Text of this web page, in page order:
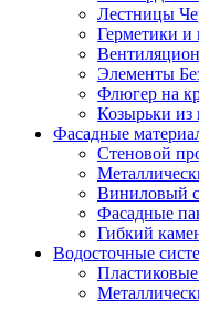
Лестницы
Герметики и
Элементы
Флюгер на
Козырьки из
Фасадные
Стеновой
Виниловый
Фасадные
Гибкий
Водосточные